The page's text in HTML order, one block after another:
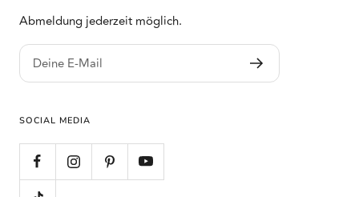
Abmeldung jederzeit möglich.
Deine E-Mail
SOCIAL MEDIA